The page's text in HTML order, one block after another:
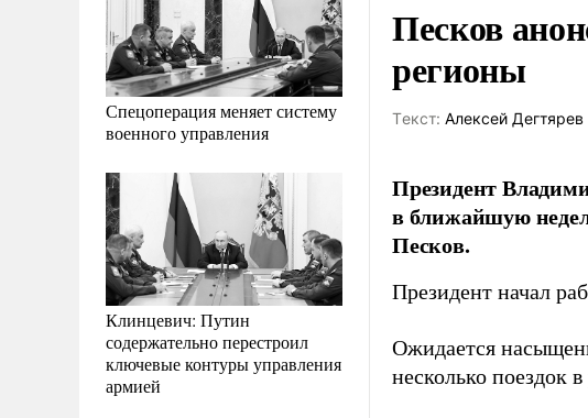
Спецоперация меняет систему
военного управления
Клинцевич: Путин
содержательно перестроил
ключевые контуры управления
армией
Песков
регионы
Tекст: Алексей Дегтярев
Президент
в ближайшую
Песков.
Президент начал
Ожидается
несколько поездок